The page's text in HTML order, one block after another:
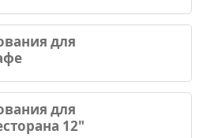
для
для
12"